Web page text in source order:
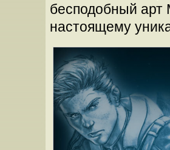
бесподобный арт
настоящему